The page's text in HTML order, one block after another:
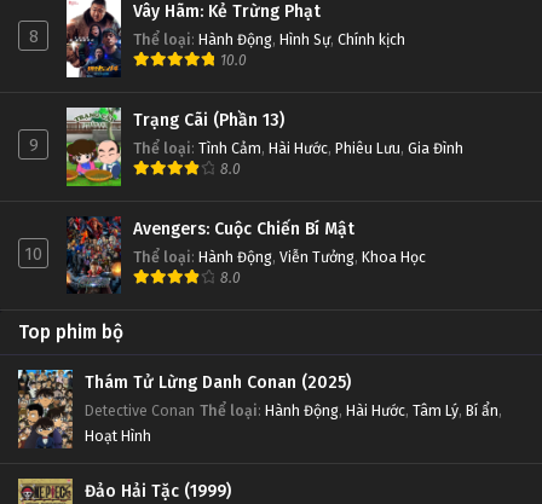
8
Vây Hãm: Kẻ Trừng Phạt
Thể loại: Hành Động, Hình Sự, Chính kịch
10.0
9
Trạng Cãi (Phần 13)
Thể loại: Tình Cảm, Hài Hước, Phiêu Lưu, Gia Đình
8.0
10
Avengers: Cuộc Chiến Bí Mật
Thể loại: Hành Động, Viễn Tưởng, Khoa Học
8.0
Top phim bộ
Thám Tử Lừng Danh Conan (2025)
Detective Conan Thể loại: Hành Động, Hài Hước, Tâm Lý, Bí ẩn,
Hoạt Hình
Đảo Hải Tặc (1999)